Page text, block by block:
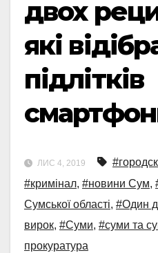
двох
які
підлітків
ЛИС 4, 2019
#кримінал, #новини Сум,
Сумської області, #Один
вирок, #Суми, #суми та
прокуратура